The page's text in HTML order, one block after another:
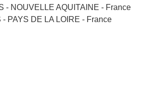
- NOUVELLE AQUITAINE - France
PAYS DE LA LOIRE - France